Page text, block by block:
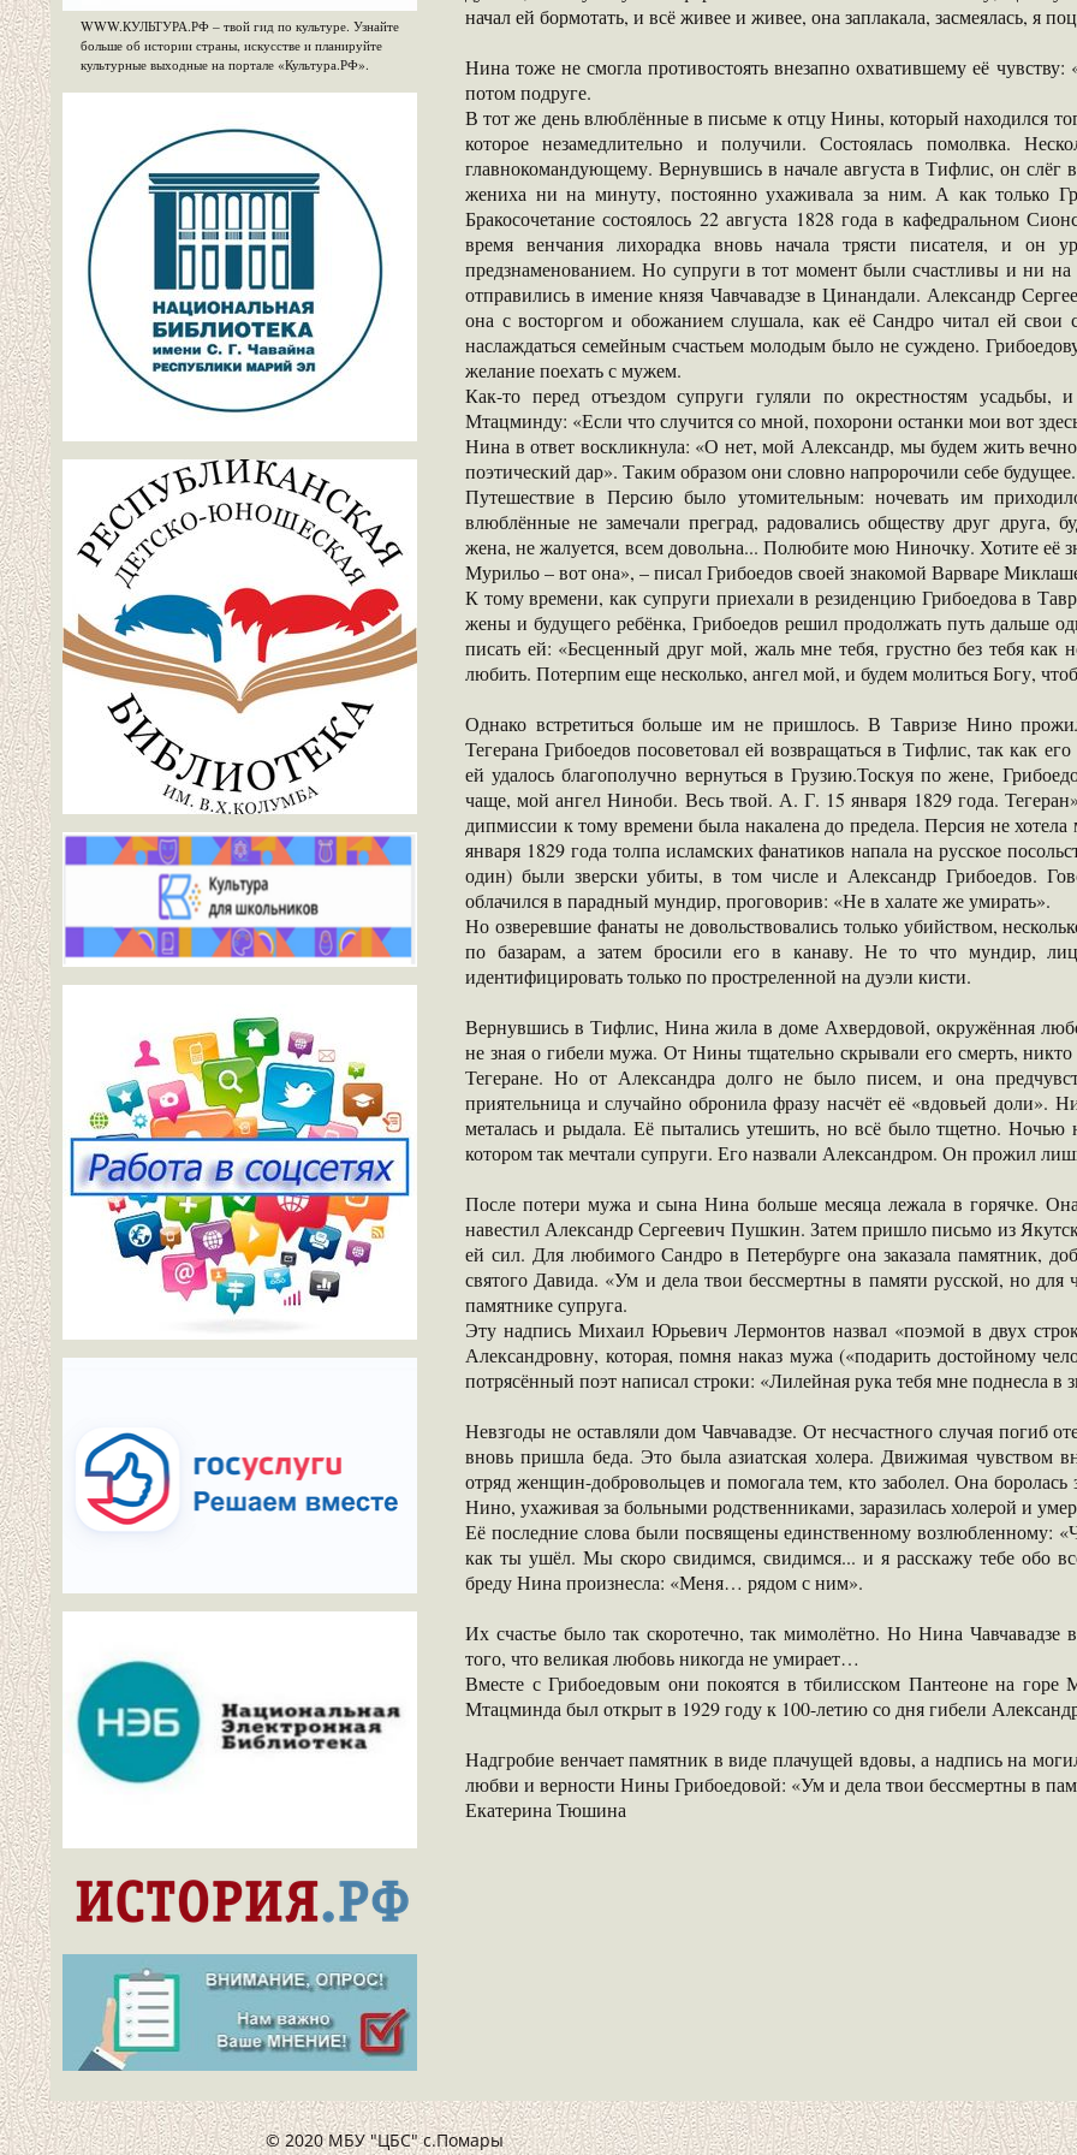
WWW.КУЛЬТУРА.РФ – твой гид по культуре. Узнайте
больше об истории страны, искусстве и планируйте
культурные выходные на портале «Культура.РФ».
начал ей бормотать, и всё живее и живее, она заплакала, засмеялась, я
Нина тоже не смогла противостоять внезапно охватившему её
потом подруге.
В тот же день влюблённые в письме к отцу Нины, который находился
которое незамедлительно и получили. Состоялась помолвка.
главнокомандующему. Вернувшись в начале августа в Тифлис, он слёг
жениха ни на минуту, постоянно ухаживала за ним. А как только
Бракосочетание состоялось 22 августа 1828 года в кафедральном
время венчания лихорадка вновь начала трясти писателя, и он
предзнаменованием. Но супруги в тот момент были счастливы и ни
отправились в имение князя Чавчавадзе в Цинандали. Александр
она с восторгом и обожанием слушала, как её Сандро читал ей
наслаждаться семейным счастьем молодым было не суждено.
желание поехать с мужем.
Как-то перед отъездом супруги гуляли по окрестностям усадьбы,
Мтацминду: «Если что случится со мной, похорони останки мои вот
Нина в ответ воскликнула: «О нет, мой Александр, мы будем жить
поэтический дар». Таким образом они словно напророчили себе будущее.
Путешествие в Персию было утомительным: ночевать им
влюблённые не замечали преград, радовались обществу друг друга,
жена, не жалуется, всем довольна... Полюбите мою Ниночку. Хотите её
Мурильо – вот она», – писал Грибоедов своей знакомой Варваре
К тому времени, как супруги приехали в резиденцию Грибоедова в
жены и будущего ребёнка, Грибоедов решил продолжать путь дальше
писать ей: «Бесценный друг мой, жаль мне тебя, грустно без тебя как
любить. Потерпим еще несколько, ангел мой, и будем молиться Богу,
Однако встретиться больше им не пришлось. В Тавризе Нино
Тегерана Грибоедов посоветовал ей возвращаться в Тифлис, так как
ей удалось благополучно вернуться в Грузию.Тоскуя по жене,
чаще, мой ангел Ниноби. Весь твой. А. Г. 15 января 1829 года.
дипмиссии к тому времени была накалена до предела. Персия не
января 1829 года толпа исламских фанатиков напала на русское
один) были зверски убиты, в том числе и Александр Грибоедов.
облачился в парадный мундир, проговорив: «Не в халате же умирать».
Но озверевшие фанаты не довольствовались только убийством,
по базарам, а затем бросили его в канаву. Не то что мундир,
идентифицировать только по простреленной на дуэли кисти.
Вернувшись в Тифлис, Нина жила в доме Ахвердовой, окружённая
не зная о гибели мужа. От Нины тщательно скрывали его смерть, никто
Тегеране. Но от Александра долго не было писем, и она
приятельница и случайно обронила фразу насчёт её «вдовьей
металась и рыдала. Её пытались утешить, но всё было тщетно. Ночью
котором так мечтали супруги. Его назвали Александром. Он прожил
После потери мужа и сына Нина больше месяца лежала в горячке.
навестил Александр Сергеевич Пушкин. Затем пришло письмо из
ей сил. Для любимого Сандро в Петербурге она заказала памятник,
святого Давида. «Ум и дела твои бессмертны в памяти русской, но
памятнике супруга.
Эту надпись Михаил Юрьевич Лермонтов назвал «поэмой в двух
Александровну, которая, помня наказ мужа («подарить достойному
потрясённый поэт написал строки: «Лилейная рука тебя мне поднесла в
Невзгоды не оставляли дом Чавчавадзе. От несчастного случая
вновь пришла беда. Это была азиатская холера. Движимая чувством
отряд женщин-добровольцев и помогала тем, кто заболел. Она
Нино, ухаживая за больными родственниками, заразилась холерой и
Её последние слова были посвящены единственному возлюбленному:
как ты ушёл. Мы скоро свидимся, свидимся... и я расскажу тебе обо
бреду Нина произнесла: «Меня… рядом с ним».
Их счастье было так скоротечно, так мимолётно. Но Нина Чавчавадзе
того, что великая любовь никогда не умирает…
Вместе с Грибоедовым они покоятся в тбилисском Пантеоне на
Мтацминда был открыт в 1929 году к 100-летию со дня гибели
Надгробие венчает памятник в виде плачущей вдовы, а надпись на
любви и верности Нины Грибоедовой: «Ум и дела твои бессмертны в
Екатерина Тюшина
© 2020 МБУ "ЦБС" с.Помары